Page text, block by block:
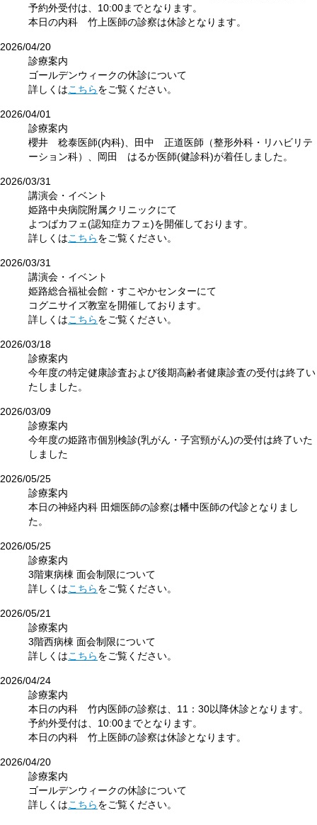
予約外受付は、10:00までとなります。
本日の内科 竹上医師の診察は休診となります。
2026/04/20
診療案内
ゴールデンウィークの休診について
詳しくはこちらをご覧ください。
2026/04/01
診療案内
櫻井 稔泰医師(内科)、田中 正道医師（整形外科・リハビリテ
ーション科）、岡田 はるか医師(健診科)が着任しました。
2026/03/31
講演会・イベント
姫路中央病院附属クリニックにて
よつばカフェ(認知症カフェ)を開催しております。
詳しくはこちらをご覧ください。
2026/03/31
講演会・イベント
姫路総合福祉会館・すこやかセンターにて
コグニサイズ教室を開催しております。
詳しくはこちらをご覧ください。
2026/03/18
診療案内
今年度の特定健康診査および後期高齢者健康診査の受付は終了い
たしました。
2026/03/09
診療案内
今年度の姫路市個別検診(乳がん・子宮頸がん)の受付は終了いた
しました
2026/05/25
診療案内
本日の神経内科 田畑医師の診察は幡中医師の代診となりまし
た。
2026/05/25
診療案内
3階東病棟 面会制限について
詳しくはこちらをご覧ください。
2026/05/21
診療案内
3階西病棟 面会制限について
詳しくはこちらをご覧ください。
2026/04/24
診療案内
本日の内科 竹内医師の診察は、11：30以降休診となります。
予約外受付は、10:00までとなります。
本日の内科 竹上医師の診察は休診となります。
2026/04/20
診療案内
ゴールデンウィークの休診について
詳しくはこちらをご覧ください。